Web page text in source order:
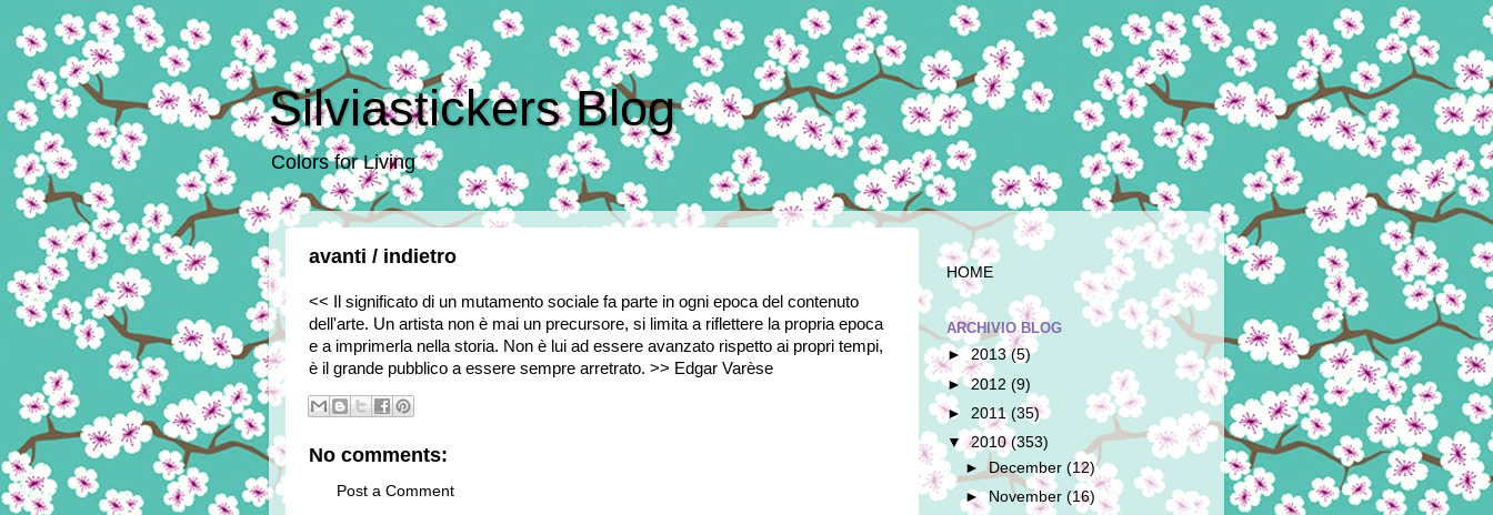
Silviastickers Blog
Colors for Living
avanti / indietro
<< Il significato di un mutamento sociale fa parte in ogni epoca del contenuto
dell'arte. Un artista non è mai un precursore, si limita a riflettere la propria epoca
e a imprimerla nella storia. Non è lui ad essere avanzato rispetto ai propri tempi,
è il grande pubblico a essere sempre arretrato. >> Edgar Varèse
No comments:
Post a Comment
HOME
ARCHIVIO BLOG
► 2013(5)
►2012 (9)
► 2011 (35)
▼2010(353)
► December(12)
►November(16)